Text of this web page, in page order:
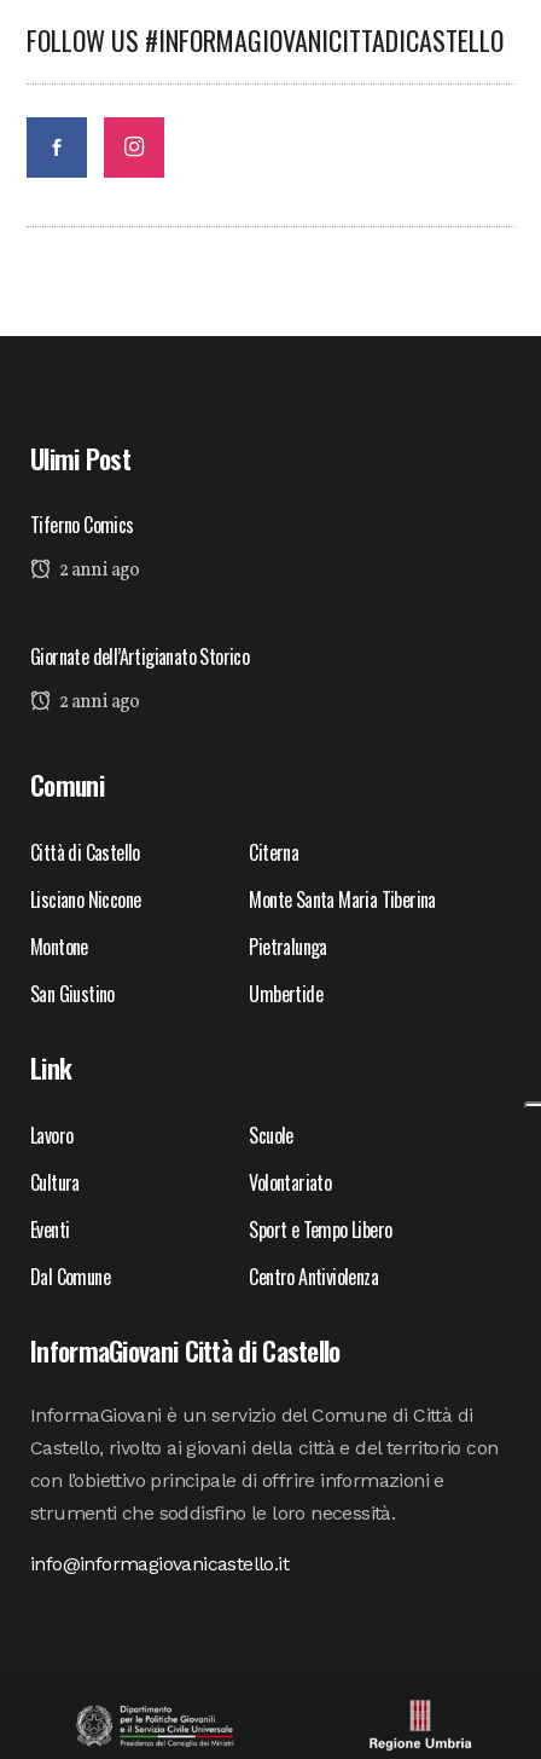
FOLLOW US #INFORMAGIOVANICITTADICASTELLO
Ulimi Post
Tiferno Comics
2 anni ago
Giornate dell’Artigianato Storico
2 anni ago
Comuni
Città di Castello
Citerna
Lisciano Niccone
Monte Santa Maria Tiberina
Montone
Pietralunga
San Giustino
Umbertide
Link
Lavoro
Scuole
Cultura
Volontariato
Eventi
Sport e Tempo Libero
Dal Comune
Centro Antiviolenza
InformaGiovani Città di Castello
InformaGiovani è un servizio del Comune di Città di
Castello, rivolto ai giovani della città e del territorio con
con l’obiettivo principale di offrire informazioni e
strumenti che soddisfino le loro necessità.
info@informagiovanicastello.it